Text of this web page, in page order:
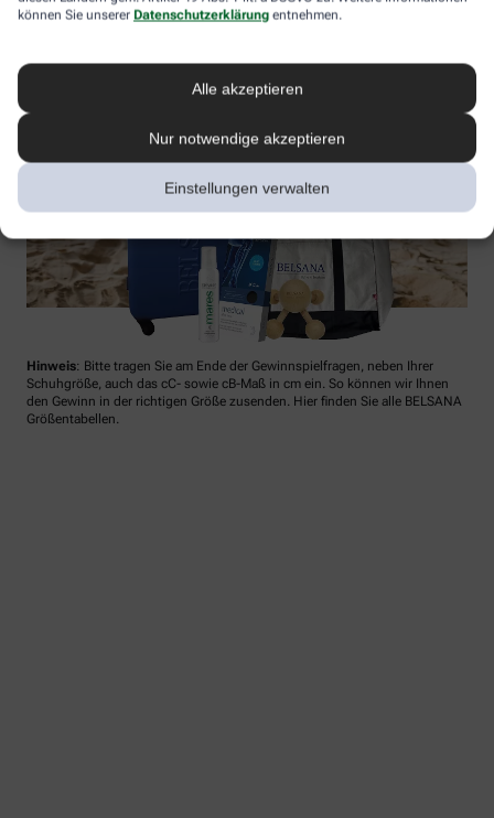
können Sie unserer Datenschutzerklärung entnehmen.
Alle akzeptieren
Nur notwendige akzeptieren
Einstellungen verwalten
Hinweis: Bitte tragen Sie am Ende der Gewinnspielfragen, neben Ihrer
Schuhgröße, auch das cC- sowie cB-Maß in cm ein. So können wir Ihnen
den Gewinn in der richtigen Größe zusenden. Hier finden Sie alle BELSANA
Größentabellen.